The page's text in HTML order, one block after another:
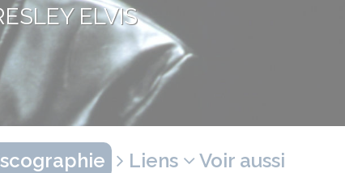
ELVIS
Liens Voir aussi